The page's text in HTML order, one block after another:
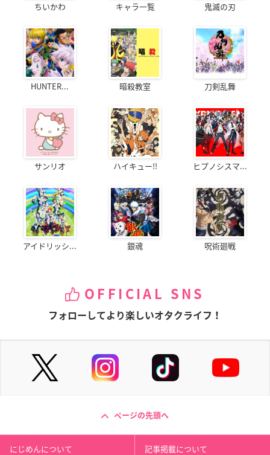
ちいかわ キャラ一覧 鬼滅の刃
HUNTER... 暗殺教室 刀剣乱舞
サンリオ ハイキュー!! ヒプノシスマ...
アイドリッシ... 銀魂 呪術廻戦
OFFICIAL SNS
フォローしてより楽しいオタクライフ！
ページの先頭へ
にじめんについて 記事掲載について